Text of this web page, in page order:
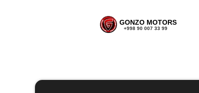
GONZO MOTORS
+998 90 007 33 99